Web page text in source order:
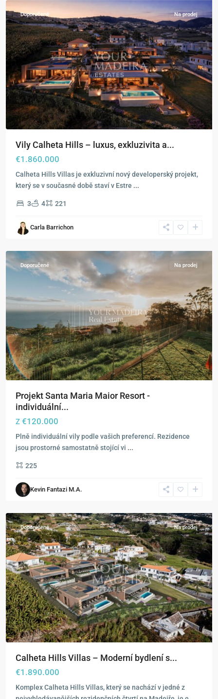
Doporučené Na prodej
Vily Calheta Hills – luxus, exkluzivita a...
€1.860.000
Calheta Hills Villas je exkluzivní nový developerský projekt,
který se v současné době staví v Estre ...
3 4 221
Carla Barrichon
Doporučené Na prodej
Projekt Santa Maria Maior Resort -
individuální...
Z €120.000
Plně individuální vily podle vašich preferencí. Rezidence
jsou prostorné samostatně stojící vi ...
225
Kevin Fantazi M.A.
Estreito
da
Doporučené Na prodej
Calheta Hills Villas – Moderní bydlení s...
€1.890.000
Komplex Calheta Hills Villas, který se nachází v jedné z